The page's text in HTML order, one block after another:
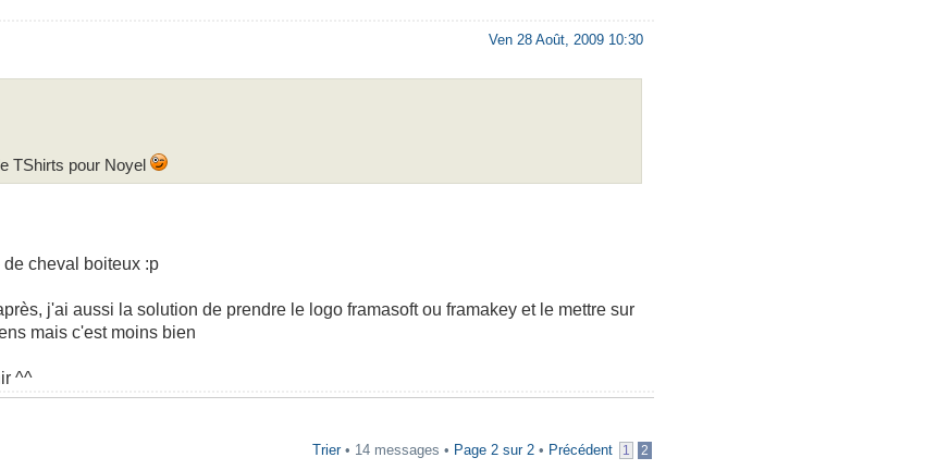
Ven 28 Août, 2009 10:30
TShirts pour Noyel
cheval boiteux :p
j'ai aussi la solution de prendre le logo framasoft ou framakey et le mettre sur
mais c'est moins bien
^^
Trier• 14 messages • Page 2 sur 2 • Précédent 1 2